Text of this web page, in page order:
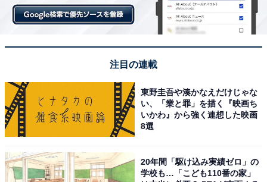
注目の連載
東野圭吾や湊かなえだけじゃな
い、「業と罪」を描く『映画ち
いかわ』から強く連想した映画
8選
20年間「駆け込み実績ゼロ」の
学校も…「こども110番の家」